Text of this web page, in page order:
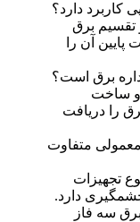
تقسیم برق
آن را
اداره برق است؟
و ساخت
را دریافت
معمولی متفاوت
تجهیزات
دارد.
سه فاز